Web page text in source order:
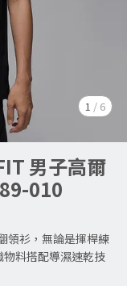
1 / 6
男子高爾
010
領衫，無論是揮桿練
料搭配導濕速乾技